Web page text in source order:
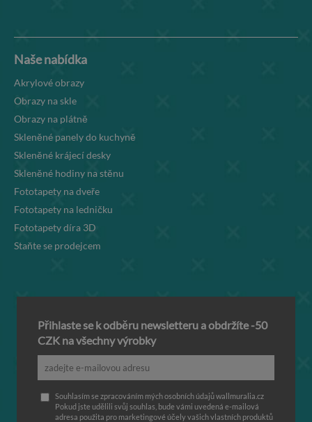
Naše nabídka
Akrylové obrazy
Obrazy na skle
Obrazy na plátně
Skleněné panely do kuchyně
Skleněné krájecí desky
Skleněné hodiny na stěnu
Fototapety na dveře
Fototapety na ledničku
Fototapety díra 3D
Staňte se prodejcem
Přihlaste se k odběru newsletteru a obdržíte -50
CZK na všechny výrobky
Souhlasím se zpracováním mých osobních údajů wallmuralia.cz
Pokud jste udělili svůj souhlas, bude vámi uvedená e-mailová
adresa použita pro marketingové účely vašich vlastních produktů